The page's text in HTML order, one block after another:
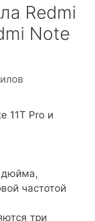
Redmi
Note
11T Pro и
дюйма,
частотой
три